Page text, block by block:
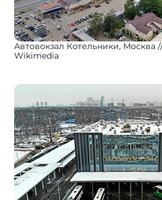
Автовокзал Котельники, Москва
Wikimedia